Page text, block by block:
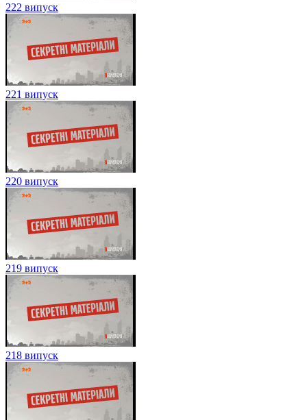
222 випуск
221 випуск
220 випуск
219 випуск
218 випуск